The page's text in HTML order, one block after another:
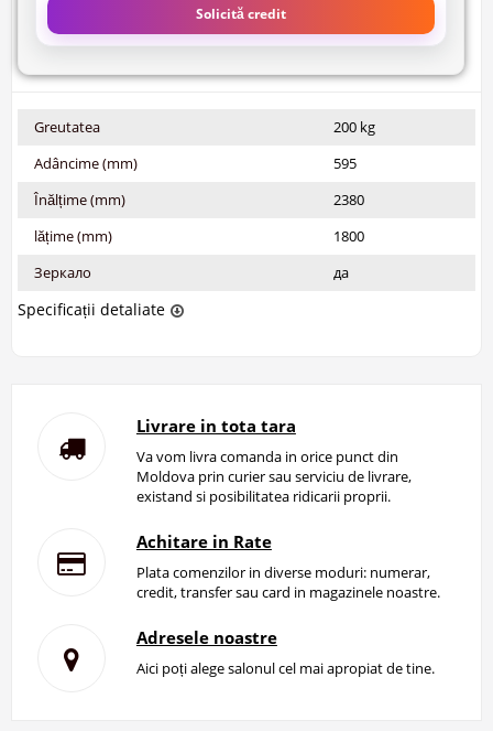
Solicită credit
Greutatea
200 kg
Adâncime (mm)
595
Înălțime (mm)
2380
lățime (mm)
1800
Зеркало
да
Specificații detaliate
Livrare in tota tara
Va vom livra comanda in orice punct din
Moldova prin curier sau serviciu de livrare,
existand si posibilitatea ridicarii proprii.
Achitare in Rate
Plata comenzilor in diverse moduri: numerar,
credit, transfer sau card in magazinele noastre.
Adresele noastre
Aici poți alege salonul cel mai apropiat de tine.